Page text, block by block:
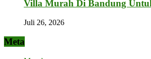
Villa Murah Di Bandung
Juli 26, 2026
Meta